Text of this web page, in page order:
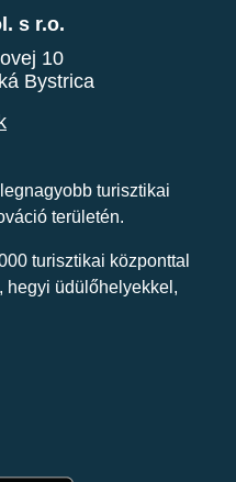
s r.o.
10
Bystrica
turisztikai
területén.
turisztikai központtal
hegyi üdülőhelyekkel,